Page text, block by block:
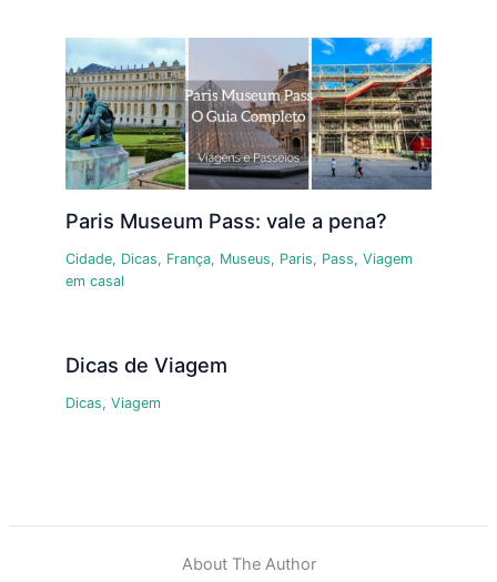
Paris Museum Pass: vale a pena?
Cidade, Dicas, França, Museus, Paris, Pass, Viagem
em casal
Dicas de Viagem
Dicas, Viagem
About The Author